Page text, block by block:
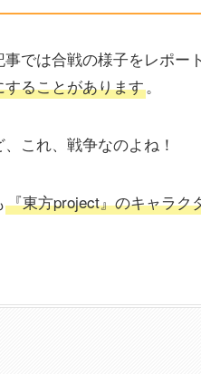
では合戦の様子をレポー
ることがあります。
これ、戦争なのよね！
『東方project』のキャラク